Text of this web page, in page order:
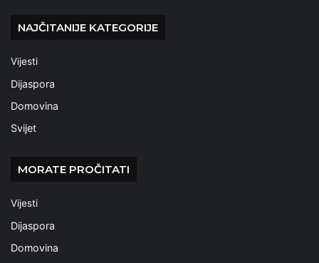
NAJČITANIJE KATEGORIJE
Vijesti
Dijaspora
Domovina
Svijet
MORATE PROČITATI
Vijesti
Dijaspora
Domovina